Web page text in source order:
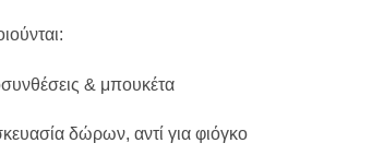
& μπουκέτα
δώρων, αντί για φιόγκο